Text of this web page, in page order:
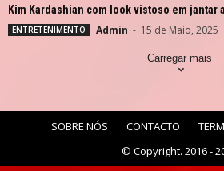
Kim Kardashian com look vistoso em jantar
ENTRETENIMENTO Admin - 15 de Maio, 2025
Carregar mais
SOBRE NÓS CONTACTO
© Copyright. 2016 -